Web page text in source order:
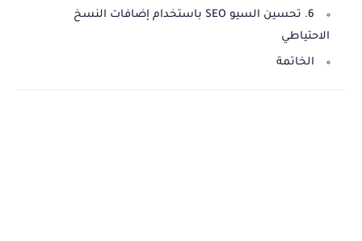
6. تحسين السيو SEO باستخدام إضافات النسخ
الاحتياطي
الخاتمة